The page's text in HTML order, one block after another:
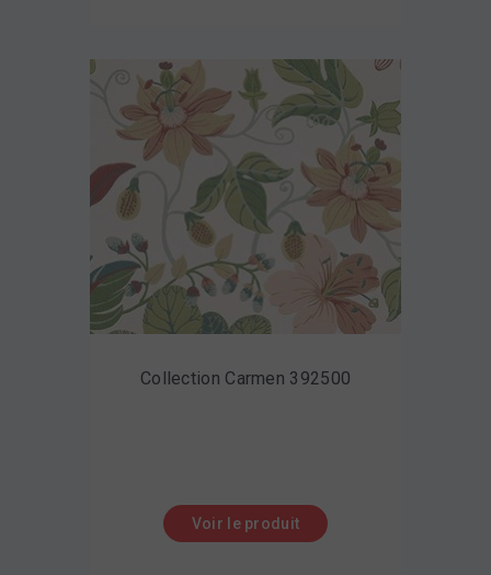
Collection Carmen 392500
Voir le produit